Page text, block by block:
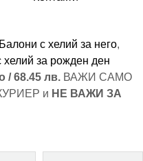
Балони с хелий за него,
хелий за рожден ден
/ 68.45 лв. ВАЖИ САМО
и НЕ ВАЖИ ЗА